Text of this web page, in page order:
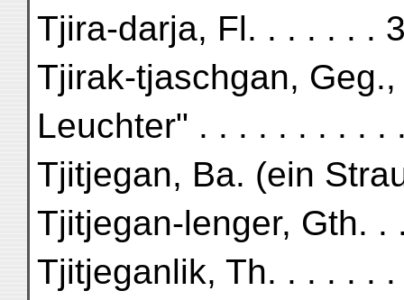
Tjira-darja, Fl. . . . . . .
Tjirak-tjaschgan,
Leuchter" . . . . . . . . . .
Tjitjegan, Ba. (ein
Tjitjegan-lenger, Gth. .
Tjitjeganlik, Th. . . . . .